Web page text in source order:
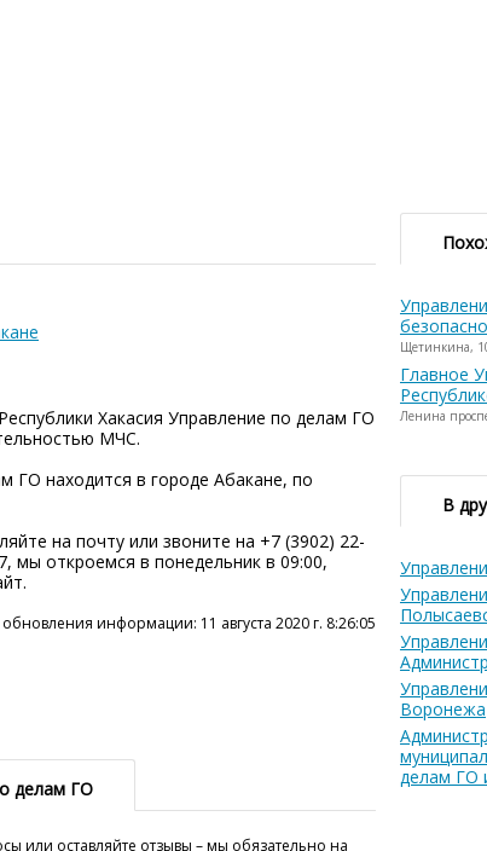
Хакасия Управление по делам ГО
МЧС.
ГО находится в городе Абакане, по
на почту или звоните на +7 (3902) 22-
мы откроемся в понедельник в 09:00,
обновления информации: 11 августа 2020 г. 8:26:05
делам ГО
или оставляйте отзывы – мы обязательно на
Щетинкина,
Главное
Ленина
В
Воронежа
делам ГО